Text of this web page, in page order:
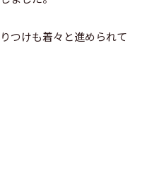
つけも着々と進められて